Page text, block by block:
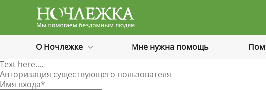
Баннер
О Ночлежке Мне нужна помощь
Text here....
Авторизация существующего пользователя
Имя входа*